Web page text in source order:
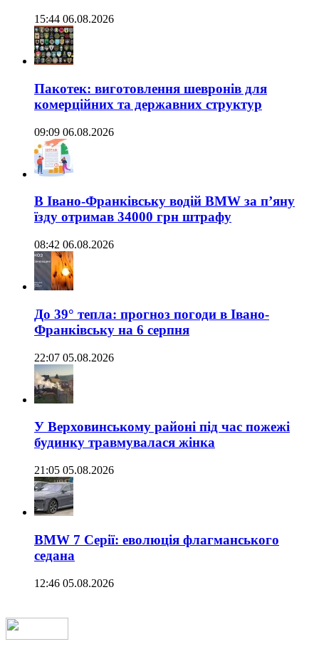
15:44 06.08.2026
Пакотек: виготовлення шевронів для
комерційних та державних структур
09:09 06.08.2026
В Івано-Франківську водій BMW за п’яну
їзду отримав 34000 грн штрафу
08:42 06.08.2026
До 39° тепла: прогноз погоди в Івано-
Франківську на 6 серпня
22:07 05.08.2026
У Верховинському районі під час пожежі
будинку травмувалася жінка
21:05 05.08.2026
BMW 7 Серії: еволюція флагманського
седана
12:46 05.08.2026